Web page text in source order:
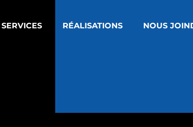
SERVICES RÉALISATIONS NOUS